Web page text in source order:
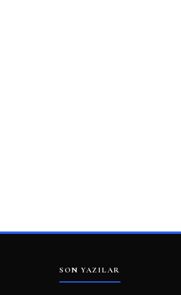
SON YAZILAR